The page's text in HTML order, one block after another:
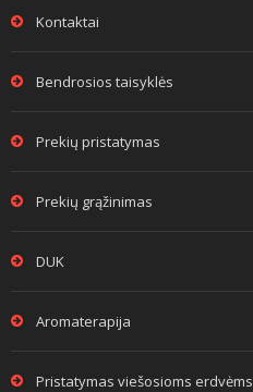
Kontaktai
Bendrosios taisyklės
Prekių pristatymas
Prekių grąžinimas
DUK
Aromaterapija
Pristatymas viešosioms erdvėms